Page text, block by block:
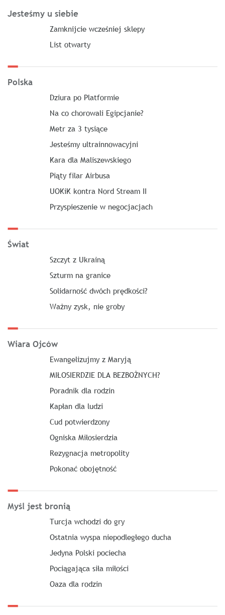
Jesteśmy u siebie
Zamknijcie wcześniej sklepy
List otwarty
Polska
Dziura po Platformie
Na co chorowali Egipcjanie?
Metr za 3 tysiące
Jesteśmy ultrainnowacyjni
Kara dla Maliszewskiego
Piąty filar Airbusa
UOKiK kontra Nord Stream II
Przyspieszenie w negocjacjach
Świat
Szczyt z Ukrainą
Szturm na granice
Solidarność dwóch prędkości?
Ważny zysk, nie groby
Wiara Ojców
Ewangelizujmy z Maryją
MIŁOSIERDZIE DLA BEZBOŻNYCH?
Poradnik dla rodzin
Kapłan dla ludzi
Cud potwierdzony
Ogniska Miłosierdzia
Rezygnacja metropolity
Pokonać obojętność
Myśl jest bronią
Turcja wchodzi do gry
Ostatnia wyspa niepodległego ducha
Jedyna Polski pociecha
Pociągająca siła miłości
Oaza dla rodzin